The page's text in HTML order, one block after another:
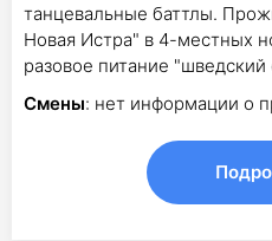
танцевальные баттлы.
Новая Истра" в 4-местных
разовое питание "шведский
Смены: нет информации о